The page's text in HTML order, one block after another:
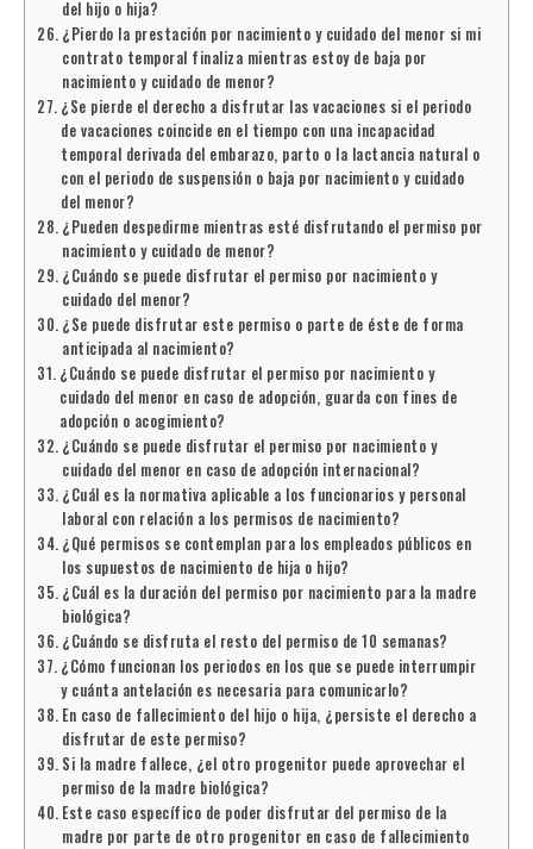
del hijo o hija?
¿Pierdo la prestación por nacimiento y cuidado del menor si mi
contrato temporal finaliza mientras estoy de baja por
nacimiento y cuidado de menor?
¿Se pierde el derecho a disfrutar las vacaciones si el periodo
de vacaciones coincide en el tiempo con una incapacidad
temporal derivada del embarazo, parto o la lactancia natural o
con el periodo de suspensión o baja por nacimiento y cuidado
del menor?
¿Pueden despedirme mientras esté disfrutando el permiso por
nacimiento y cuidado de menor?
¿Cuándo se puede disfrutar el permiso por nacimiento y
cuidado del menor?
¿Se puede disfrutar este permiso o parte de éste de forma
anticipada al nacimiento?
¿Cuándo se puede disfrutar el permiso por nacimiento y
cuidado del menor en caso de adopción, guarda con fines de
adopción o acogimiento?
¿Cuándo se puede disfrutar el permiso por nacimiento y
cuidado del menor en caso de adopción internacional?
¿Cuál es la normativa aplicable a los funcionarios y personal
laboral con relación a los permisos de nacimiento?
¿Qué permisos se contemplan para los empleados públicos en
los supuestos de nacimiento de hija o hijo?
¿Cuál es la duración del permiso por nacimiento para la madre
biológica?
¿Cuándo se disfruta el resto del permiso de 10 semanas?
¿Cómo funcionan los periodos en los que se puede interrumpir
y cuánta antelación es necesaria para comunicarlo?
En caso de fallecimiento del hijo o hija, ¿persiste el derecho a
disfrutar de este permiso?
Si la madre fallece, ¿el otro progenitor puede aprovechar el
permiso de la madre biológica?
Este caso específico de poder disfrutar del permiso de la
madre por parte de otro progenitor en caso de fallecimiento